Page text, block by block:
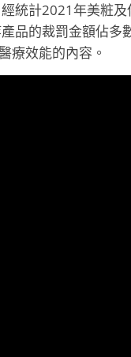
統計2021年美粧
品的裁罰金額佔
療效能的內容。